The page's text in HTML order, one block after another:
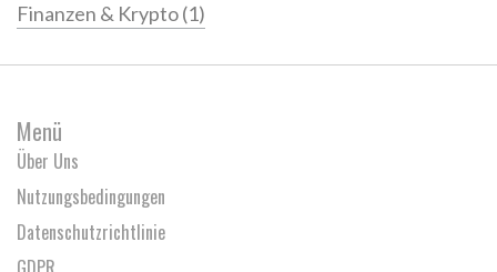
Finanzen & Krypto(1)
Menü
Über Uns
Nutzungsbedingungen
Datenschutzrichtlinie